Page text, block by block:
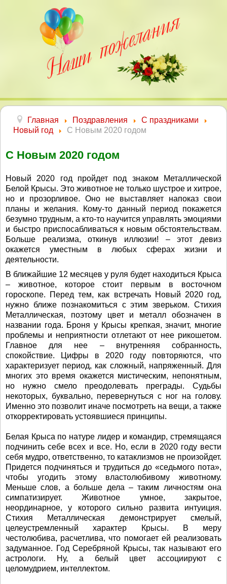
Главная Поздравления
С праздниками
Новый год
С Новым 2020 годом
С Новым 2020 годом
Новый 2020 год пройдет под знаком Металлической
Белой Крысы. Это животное не только шустрое и хитрое,
но и прозорливое. Оно не выставляет напоказ свои
планы и желания. Кому-то данный период покажется
безумно трудным, а кто-то научится управлять эмоциями
и быстро приспосабливаться к новым обстоятельствам.
Больше реализма, откинув иллюзии! – этот девиз
окажется уместным в любых сферах жизни и
деятельности.
В ближайшие 12 месяцев у руля будет находиться Крыса
– животное, которое стоит первым в восточном
гороскопе. Перед тем, как встречать Новый 2020 год,
нужно ближе познакомиться с этим зверьком. Стихия
Металлическая, поэтому цвет и металл обозначен в
названии года. Броня у Крысы крепкая, значит, многие
проблемы и неприятности отлетают от нее рикошетом.
Главное для нее – внутренняя собранность,
спокойствие. Цифры в 2020 году повторяются, что
характеризует период, как сложный, напряженный. Для
многих это время окажется мистическим, непонятным,
но нужно смело преодолевать преграды. Судьбы
некоторых, буквально, перевернуться с ног на голову.
Именно это позволит иначе посмотреть на вещи, а также
откорректировать устоявшиеся принципы.
Белая Крыса по натуре лидер и командир, стремящаяся
подчинить себе всех и все. Но, если в 2020 году вести
себя мудро, ответственно, то катаклизмов не произойдет.
Придется подчиняться и трудиться до «седьмого пота»,
чтобы угодить этому властолюбивому животному.
Меньше слов, а больше дела – таким личностям она
симпатизирует. Животное умное, закрытое,
неординарное, у которого сильно развита интуиция.
Стихия Металлическая демонстрирует смелый,
целеустремленный характер Крысы. В меру
честолюбива, расчетлива, что помогает ей реализовать
задуманное. Год Серебряной Крысы, так называют его
астрологи. Ну, а белый цвет ассоциируют с
целомудрием, интеллектом.